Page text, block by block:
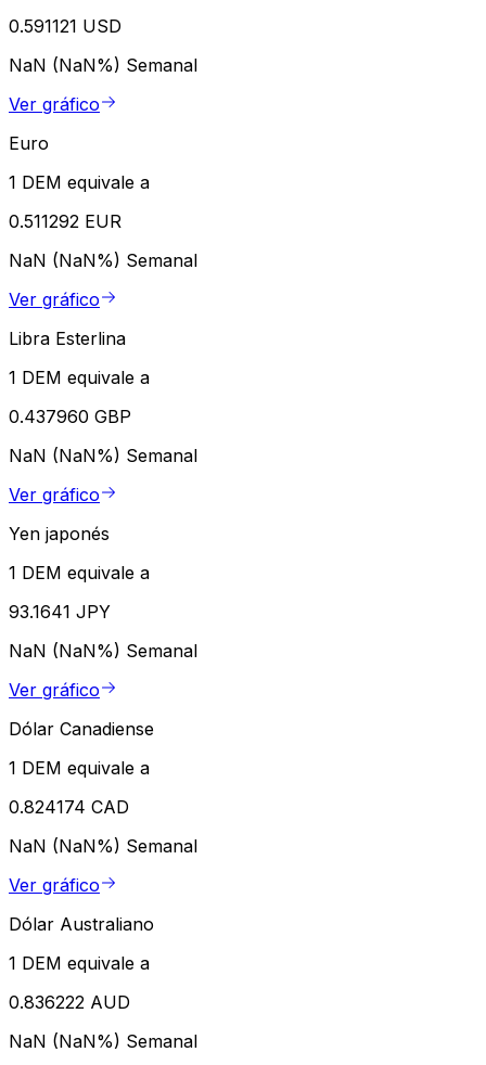
0.591121 USD
NaN (NaN%) Semanal
Ver gráfico
Euro
1 DEM equivale a
0.511292 EUR
NaN (NaN%) Semanal
Ver gráfico
Libra Esterlina
1 DEM equivale a
0.437960 GBP
NaN (NaN%) Semanal
Ver gráfico
Yen japonés
1 DEM equivale a
93.1641 JPY
NaN (NaN%) Semanal
Ver gráfico
Dólar Canadiense
1 DEM equivale a
0.824174 CAD
NaN (NaN%) Semanal
Ver gráfico
Dólar Australiano
1 DEM equivale a
0.836222 AUD
NaN (NaN%) Semanal